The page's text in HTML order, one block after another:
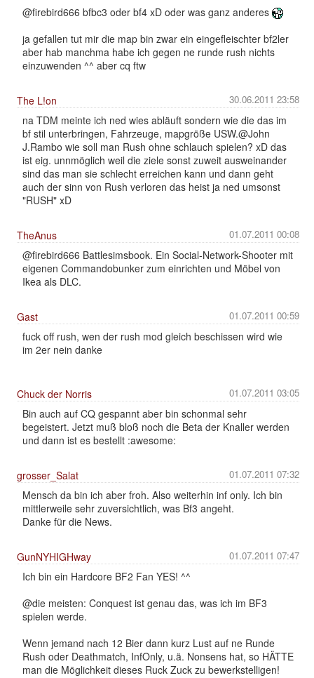
@firebird666 bfbc3 oder bf4 xD oder was ganz anderes
ja gefallen tut mir die map bin zwar ein eingefleischter bf2ler
aber hab manchma habe ich gegen ne runde rush nichts
einzuwenden ^^ aber cq ftw
30.06.2011 23:58
The L!on
na TDM meinte ich ned wies abläuft sondern wie die das im
bf stil unterbringen, Fahrzeuge, mapgröße USW.@John
J.Rambo wie soll man Rush ohne schlauch spielen? xD das
ist eig. unnmöglich weil die ziele sonst zuweit ausweinander
sind das man sie schlecht erreichen kann und dann geht
auch der sinn von Rush verloren das heist ja ned umsonst
"RUSH" xD
01.07.2011 00:08
TheAnus
@firebird666 Battlesimsbook. Ein Social-Network-Shooter mit
eigenen Commandobunker zum einrichten und Möbel von
Ikea als DLC.
01.07.2011 00:59
Gast
fuck off rush, wen der rush mod gleich beschissen wird wie
im 2er nein danke
01.07.2011 03:05
Chuck der Norris
Bin auch auf CQ gespannt aber bin schonmal sehr
begeistert. Jetzt muß bloß noch die Beta der Knaller werden
und dann ist es bestellt :awesome:
01.07.2011 07:32
grosser_Salat
Mensch da bin ich aber froh. Also weiterhin inf only. Ich bin
mittlerweile sehr zuversichtlich, was Bf3 angeht.
Danke für die News.
01.07.2011 07:47
GunNYHIGHway
Ich bin ein Hardcore BF2 Fan YES! ^^
@die meisten: Conquest ist genau das, was ich im BF3
spielen werde.
Wenn jemand nach 12 Bier dann kurz Lust auf ne Runde
Rush oder Deathmatch, InfOnly, u.ä. Nonsens hat, so HÄTTE
man die Möglichkeit dieses Ruck Zuck zu bewerkstelligen!